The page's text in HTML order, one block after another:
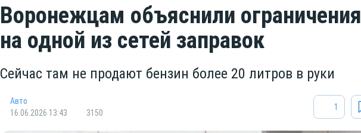
Воронежцам объяснили ограничения
на одной из сетей заправок
Сейчас там не продают бензин более 20 литров в руки
Авто
16.06.2026 13:43
3150
1